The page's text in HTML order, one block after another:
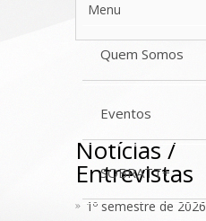
Quem Somos
Eventos
SOBRATT+
Menu
Notícias /
Entrevistas
1º semestre de 2026